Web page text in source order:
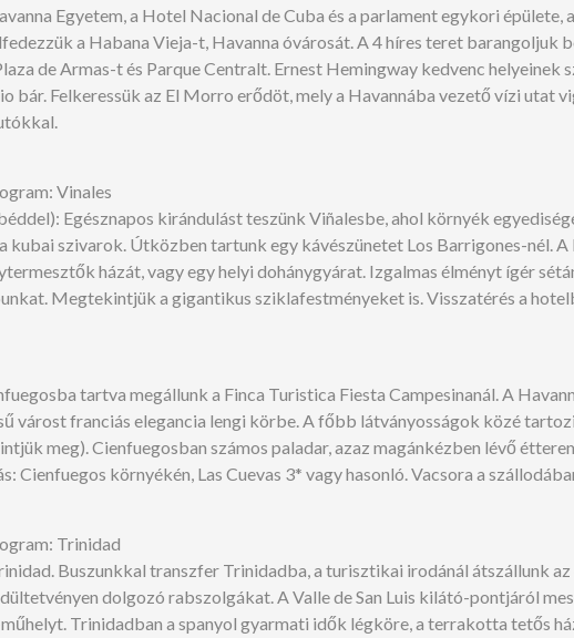
Egyetem, a Hotel Nacional de Cuba és a parlament egykori
a Habana Vieja-t, Havanna óvárosát. A 4 híres teret barangoljuk
de Armas-t és Parque Centralt. Ernest Hemingway kedvenc
bár. Felkeressük az El Morro erődöt, mely a Havannába vezető vízi
Vinales
Egésznapos kirándulást teszünk Viñalesbe, ahol környék
kubai szivarok. Útközben tartunk egy kávészünetet Los Barrigones-nél.
házát, vagy egy helyi dohánygyárat. Izgalmas élményt ígér
Megtekintjük a gigantikus sziklafestményeket is. Visszatérés a
tartva megállunk a Finca Turistica Fiesta Campesinanál. A
várost franciás elegancia lengi körbe. A főbb látványosságok közé
meg). Cienfuegosban számos paladar, azaz magánkézben lévő
Cienfuegos környékén, Las Cuevas 3* vagy hasonló. Vacsora a
Trinidad
Buszunkkal transzfer Trinidadba, a turisztikai irodánál átszállunk
dolgozó rabszolgákat. A Valle de San Luis kilátó-pontjáról
Trinidadban a spanyol gyarmati idők légköre, a terrakotta tetős